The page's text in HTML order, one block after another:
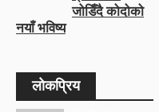
जोडिँदै कोदोको
नयाँ भविष्य
लोकप्रिय